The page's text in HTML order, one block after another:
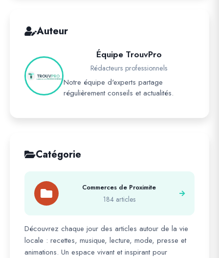
Auteur
Équipe TrouvPro
Rédacteurs professionnels
Notre équipe d'experts partage
régulièrement conseils et actualités.
Catégorie
Commerces de Proximite
184 articles
Découvrez chaque jour des articles autour de la vie
locale : recettes, musique, lecture, mode, presse et
animations. Un espace vivant et inspirant pour